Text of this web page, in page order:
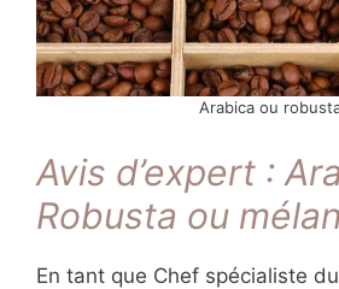
Arabica ou
Avis d’expert :
Robusta ou
En tant que Chef spécialiste